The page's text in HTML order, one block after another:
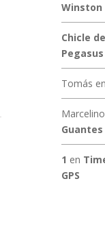
Winston
Chicle
Tomás en
1 en
GPS